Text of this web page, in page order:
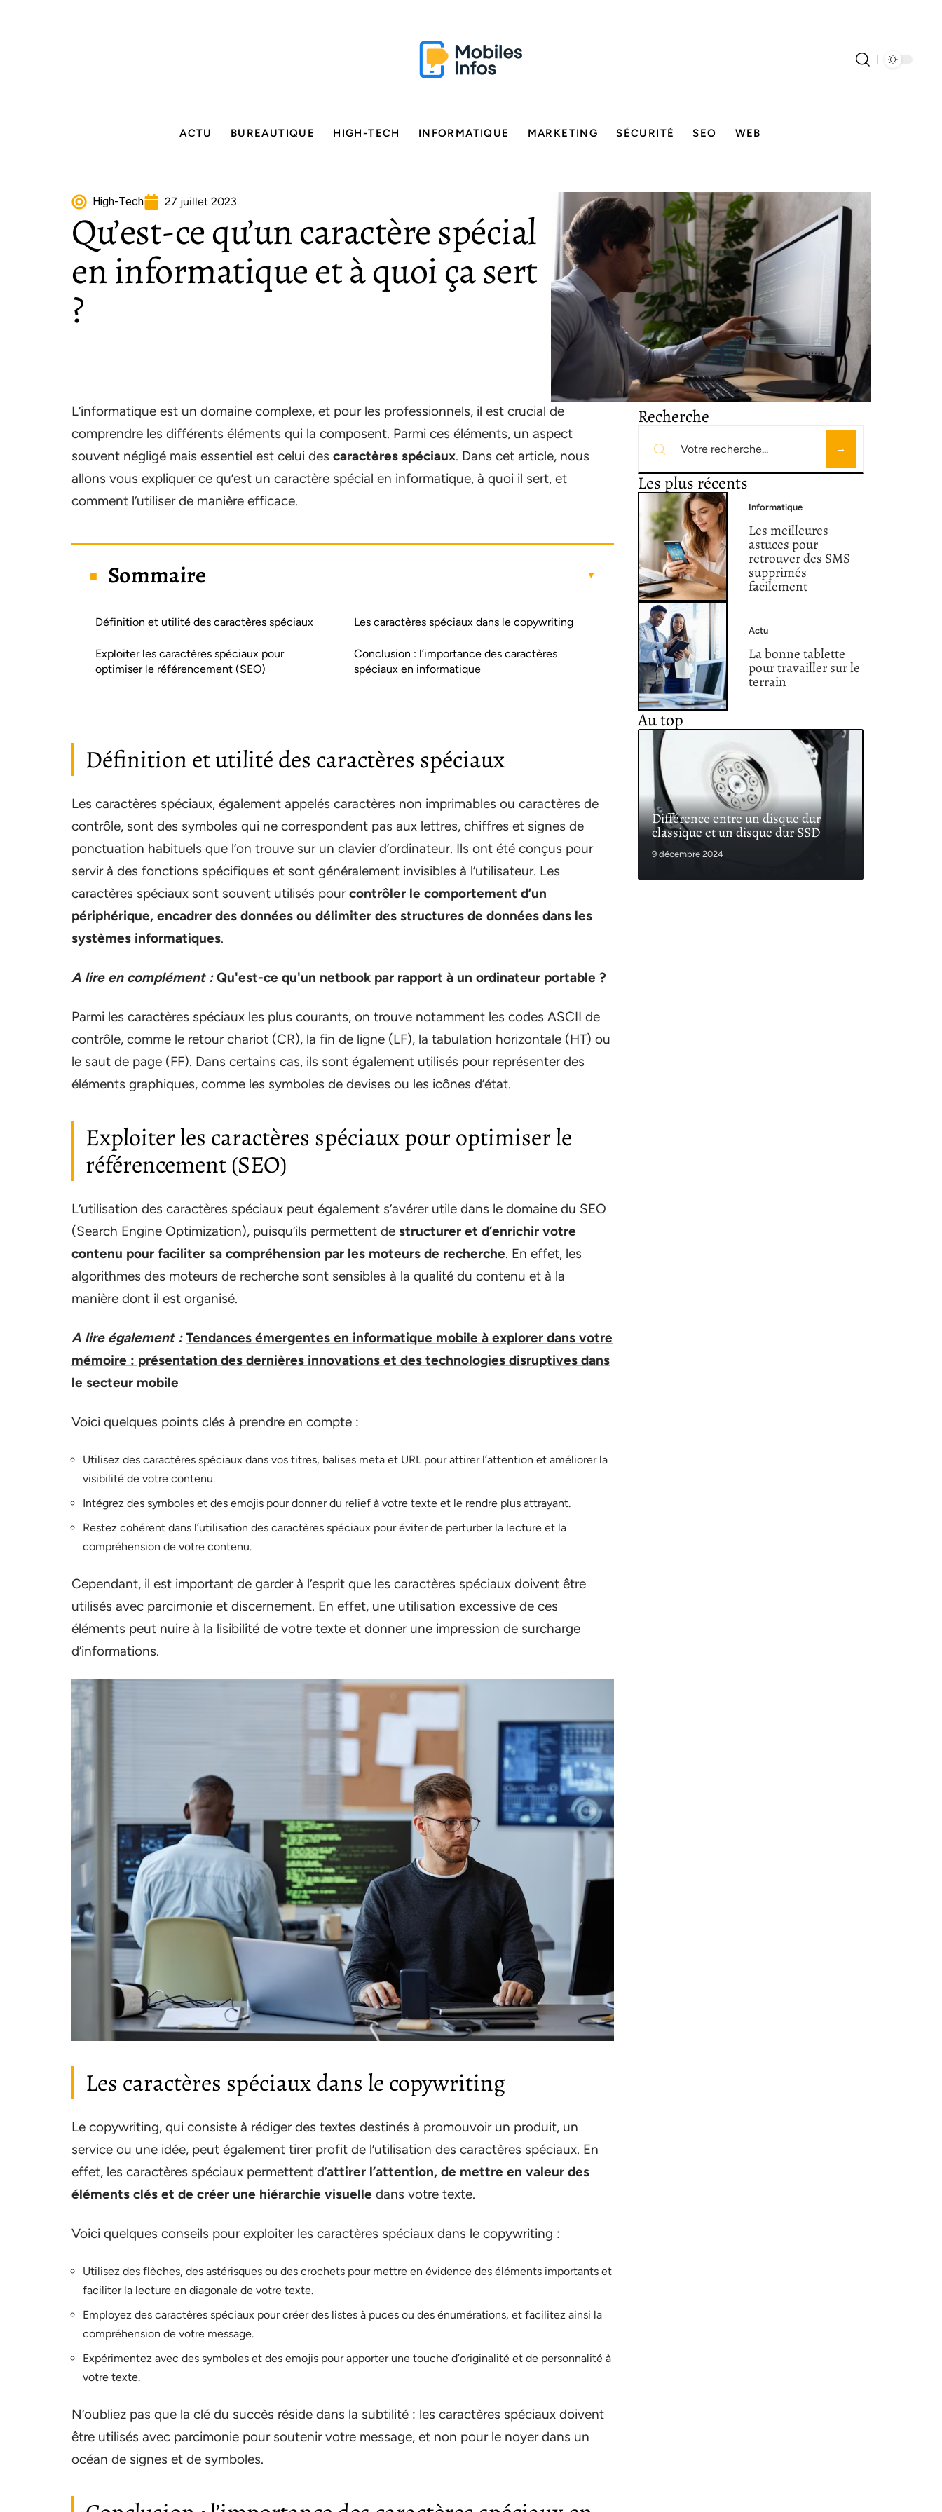
ACTU BUREAUTIQUE HIGH-TECH INFORMATIQUE MARKETING SÉCURITÉ SEO WEB
High-Tech 27 juillet 2023
Qu’est-ce qu’un caractère spécial
en informatique et à quoi ça sert
?
L’informatique est un domaine complexe, et pour les professionnels, il est crucial de
comprendre les différents éléments qui la composent. Parmi ces éléments, un aspect
souvent négligé mais essentiel est celui des caractères spéciaux. Dans cet article, nous
allons vous expliquer ce qu’est un caractère spécial en informatique, à quoi il sert, et
comment l’utiliser de manière efficace.
Sommaire
Définition et utilité des caractères spéciaux
Exploiter les caractères spéciaux pour
optimiser le référencement (SEO)
Les caractères spéciaux dans le copywriting
Conclusion : l’importance des caractères
spéciaux en informatique
Définition et utilité des caractères spéciaux
Les caractères spéciaux, également appelés caractères non imprimables ou caractères de
contrôle, sont des symboles qui ne correspondent pas aux lettres, chiffres et signes de
ponctuation habituels que l’on trouve sur un clavier d’ordinateur. Ils ont été conçus pour
servir à des fonctions spécifiques et sont généralement invisibles à l’utilisateur. Les
caractères spéciaux sont souvent utilisés pourcontrôler le comportement d’un
périphérique, encadrer des données ou délimiter des structures de données dans les
systèmes informatiques.
A lire en complément : Qu'est-ce qu'un netbook par rapport à un ordinateur portable ?
Parmi les caractères spéciaux les plus courants, on trouve notamment les codes ASCII de
contrôle, comme le retour chariot (CR), la fin de ligne (LF), la tabulation horizontale (HT) ou
le saut de page (FF). Dans certains cas, ils sont également utilisés pour représenter des
éléments graphiques, comme les symboles de devises ou les icônes d’état.
Exploiter les caractères spéciaux pour optimiser le
référencement (SEO)
L’utilisation des caractères spéciaux peut également s’avérer utile dans le domaine du SEO
(Search Engine Optimization), puisqu’ils permettent de structurer et d’enrichir votre
contenu pour faciliter sa compréhension par les moteurs de recherche. En effet, les
algorithmes des moteurs de recherche sont sensibles à la qualité du contenu et à la
manière dont il est organisé.
A lire également : Tendances émergentes en informatique mobile à explorer dans votre
mémoire : présentation des dernières innovations et des technologies disruptives dans
le secteur mobile
Voici quelques points clés à prendre en compte :
Utilisez des caractères spéciaux dans vos titres, balises meta et URL pour attirer l’attention et améliorer la
visibilité de votre contenu.
Intégrez des symboles et des emojis pour donner du relief à votre texte et le rendre plus attrayant.
Restez cohérent dans l’utilisation des caractères spéciaux pour éviter de perturber la lecture et la
compréhension de votre contenu.
Cependant, il est important de garder à l’esprit que les caractères spéciaux doivent être
utilisés avec parcimonie et discernement. En effet, une utilisation excessive de ces
éléments peut nuire à la lisibilité de votre texte et donner une impression de surcharge
d’informations.
Les caractères spéciaux dans le copywriting
Le copywriting, qui consiste à rédiger des textes destinés à promouvoir un produit, un
service ou une idée, peut également tirer profit de l’utilisation des caractères spéciaux. En
effet, les caractères spéciaux permettent d’attirer l’attention, de mettre en valeur des
éléments clés et de créer une hiérarchie visuelle dans votre texte.
Voici quelques conseils pour exploiter les caractères spéciaux dans le copywriting :
Utilisez des flèches, des astérisques ou des crochets pour mettre en évidence des éléments importants et
faciliter la lecture en diagonale de votre texte.
Employez des caractères spéciaux pour créer des listes à puces ou des énumérations, et facilitez ainsi la
compréhension de votre message.
Expérimentez avec des symboles et des emojis pour apporter une touche d’originalité et de personnalité à
votre texte.
N’oubliez pas que la clé du succès réside dans la subtilité : les caractères spéciaux doivent
être utilisés avec parcimonie pour soutenir votre message, et non pour le noyer dans un
océan de signes et de symboles.
Recherche
Les plus récents
Informatique
Les meilleures
astuces pour
retrouver des SMS
supprimés
facilement
Actu
La bonne tablette
pour travailler sur le
terrain
Au top
Différence entre un disque dur
classique et un disque dur SSD
9 décembre 2024